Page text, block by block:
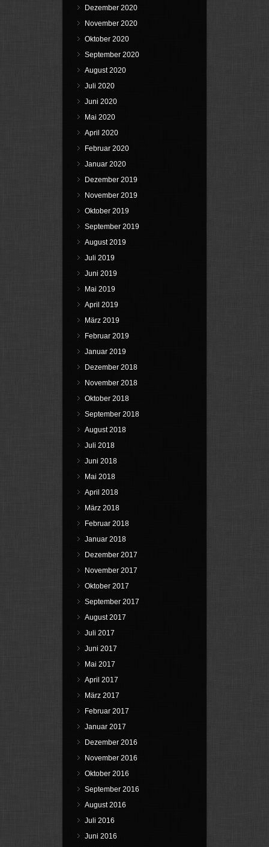
Dezember 2020
November 2020
Oktober 2020
September 2020
August 2020
Juli 2020
Juni 2020
Mai 2020
April 2020
Februar 2020
Januar 2020
Dezember 2019
November 2019
Oktober 2019
September 2019
August 2019
Juli 2019
Juni 2019
Mai 2019
April 2019
März 2019
Februar 2019
Januar 2019
Dezember 2018
November 2018
Oktober 2018
September 2018
August 2018
Juli 2018
Juni 2018
Mai 2018
April 2018
März 2018
Februar 2018
Januar 2018
Dezember 2017
November 2017
Oktober 2017
September 2017
August 2017
Juli 2017
Juni 2017
Mai 2017
April 2017
März 2017
Februar 2017
Januar 2017
Dezember 2016
November 2016
Oktober 2016
September 2016
August 2016
Juli 2016
Juni 2016